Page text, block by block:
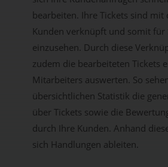
bearbeiten. Ihre Tickets sind mit
Kunden verknüpft und somit für
einzusehen. Durch diese
zudem die bearbeiteten Tickets
Mitarbeiters auswerten. So
übersichtlichen Statistik die
über Tickets sowie die
durch Ihre Kunden. Anhand
sich Handlungen ableiten.